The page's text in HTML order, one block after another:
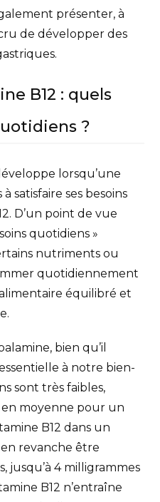
présenter, à
de développer des
B12 : quels
?
lorsqu’une
satisfaire ses besoins
D’un point de vue
quotidiens »
nutriments ou
quotidiennement
équilibré et
bien qu’il
à notre bien-
sont très faibles,
moyenne pour un
B12 dans un
revanche être
jusqu’à 4 milligrammes
B12 n’entraîne